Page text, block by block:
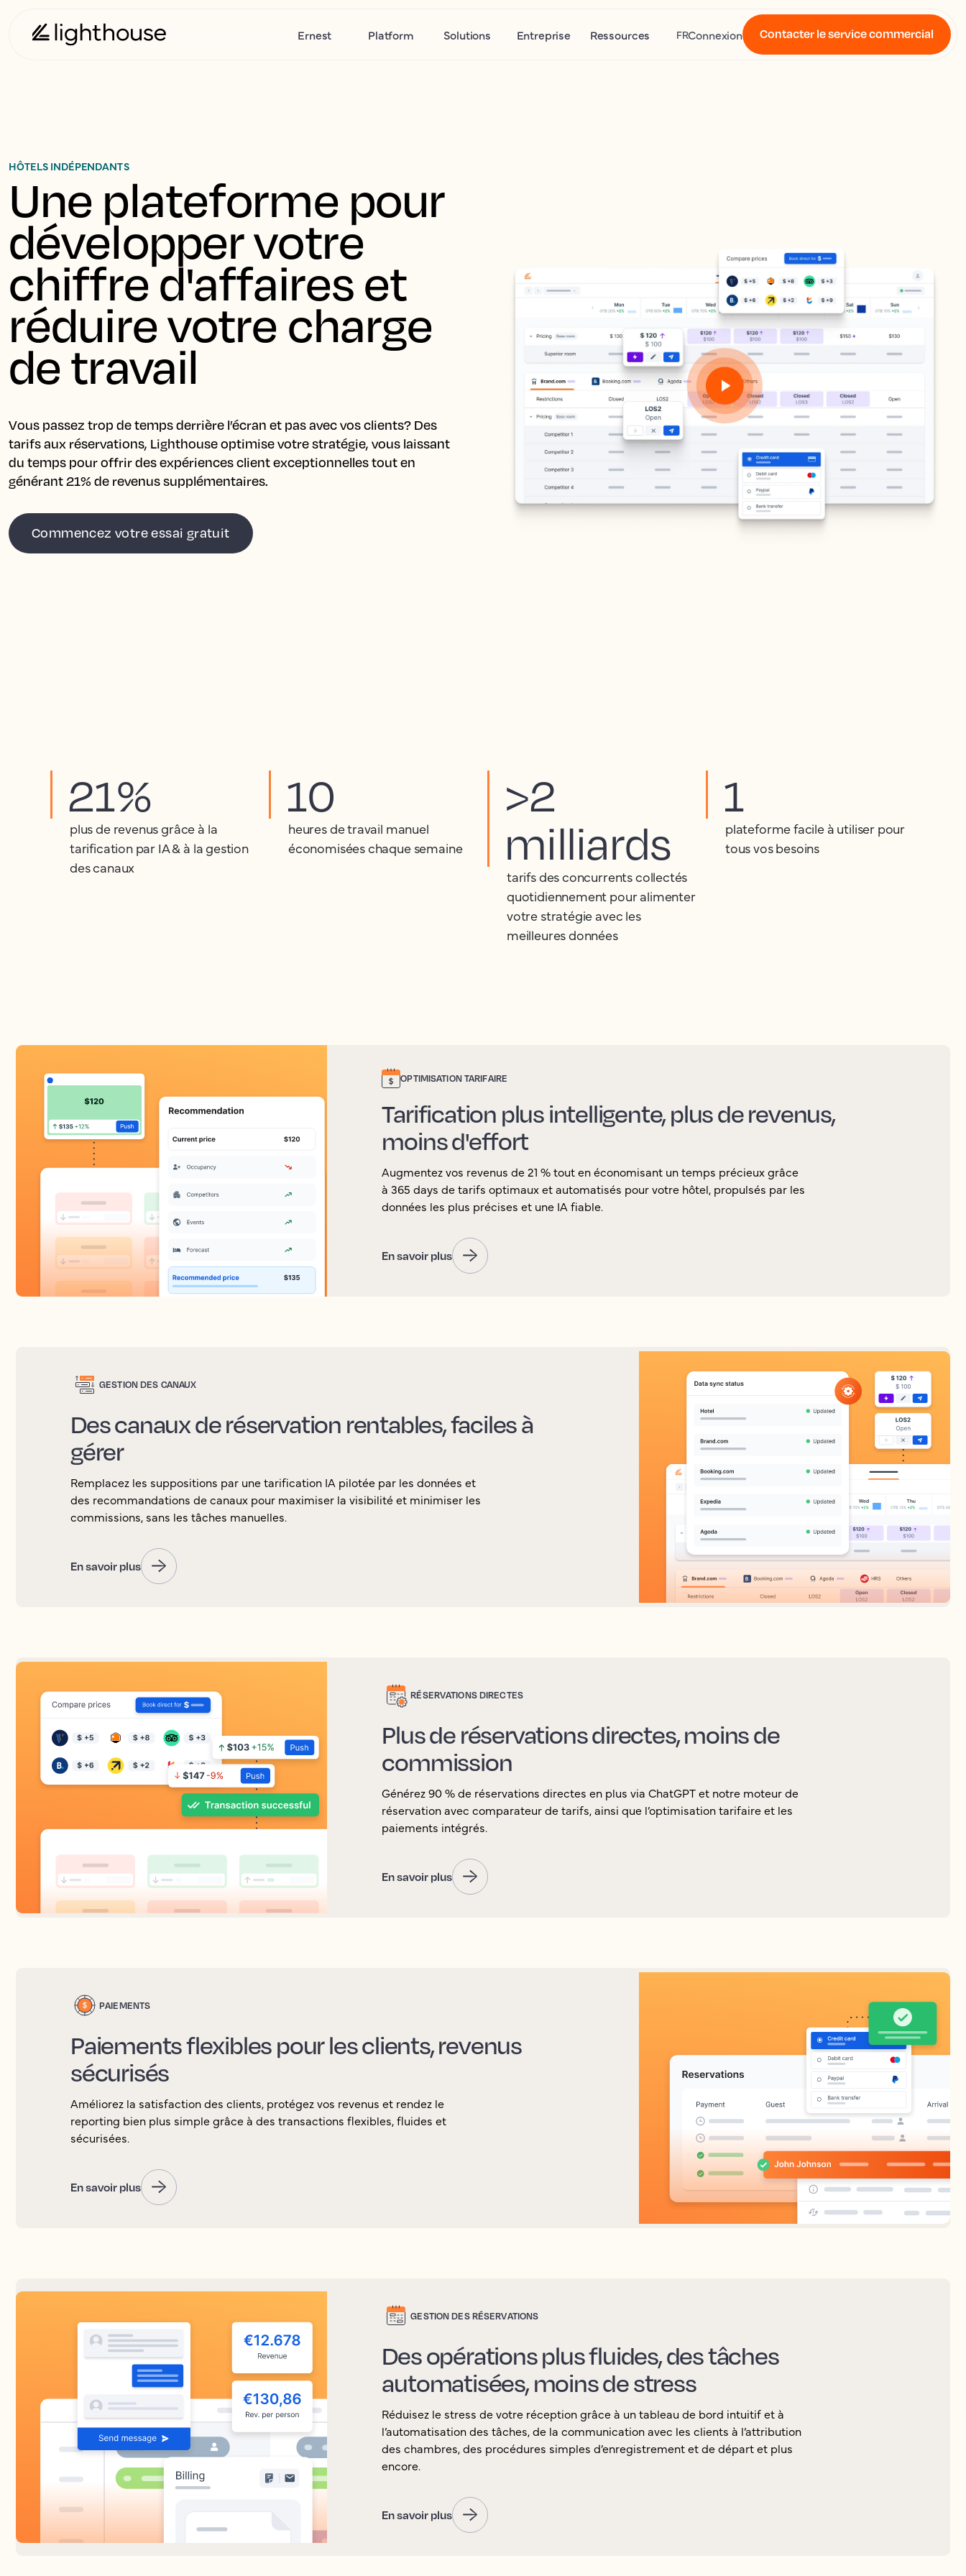
Ernest Platform Solutions Entreprise Ressources FRConnexion Contacter le service commercial
HÔTELS INDÉPENDANTS
Une plateforme pour
développer votre
chiffre d'affaires et
réduire votre charge
de travail
Vous passez trop de temps derrière l’écran et pas avec vos clients? Des
tarifs aux réservations, Lighthouse optimise votre stratégie, vous laissant
du temps pour offrir des expériences client exceptionnelles tout en
générant 21% de revenus supplémentaires.
Commencez votre essai gratuit
21%
plus de revenus grâce à la
tarification par IA & à la gestion
des canaux
10
heures de travail manuel
économisées chaque semaine
>2
milliards
tarifs des concurrents collectés
quotidiennement pour alimenter
votre stratégie avec les
meilleures données
1
plateforme facile à utiliser pour
tous vos besoins
OPTIMISATION TARIFAIRE
Tarification plus intelligente, plus de revenus,
moins d'effort
Augmentez vos revenus de 21 % tout en économisant un temps précieux grâce
à 365 days de tarifs optimaux et automatisés pour votre hôtel, propulsés par les
données les plus précises et une IA fiable.
En savoir plus
GESTION DES CANAUX
Des canaux de réservation rentables, faciles à
gérer
Remplacez les suppositions par une tarification IA pilotée par les données et
des recommandations de canaux pour maximiser la visibilité et minimiser les
commissions, sans les tâches manuelles.
En savoir plus
RÉSERVATIONS DIRECTES
Plus de réservations directes, moins de
commission
Générez 90 % de réservations directes en plus via ChatGPT et notre moteur de
réservation avec comparateur de tarifs, ainsi que l’optimisation tarifaire et les
paiements intégrés.
En savoir plus
PAIEMENTS
Paiements flexibles pour les clients, revenus
sécurisés
Améliorez la satisfaction des clients, protégez vos revenus et rendez le
reporting bien plus simple grâce à des transactions flexibles, fluides et
sécurisées.
En savoir plus
GESTION DES RÉSERVATIONS
Des opérations plus fluides, des tâches
automatisées, moins de stress
Réduisez le stress de votre réception grâce à un tableau de bord intuitif et à
l’automatisation des tâches, de la communication avec les clients à l’attribution
des chambres, des procédures simples d’enregistrement et de départ et plus
encore.
En savoir plus